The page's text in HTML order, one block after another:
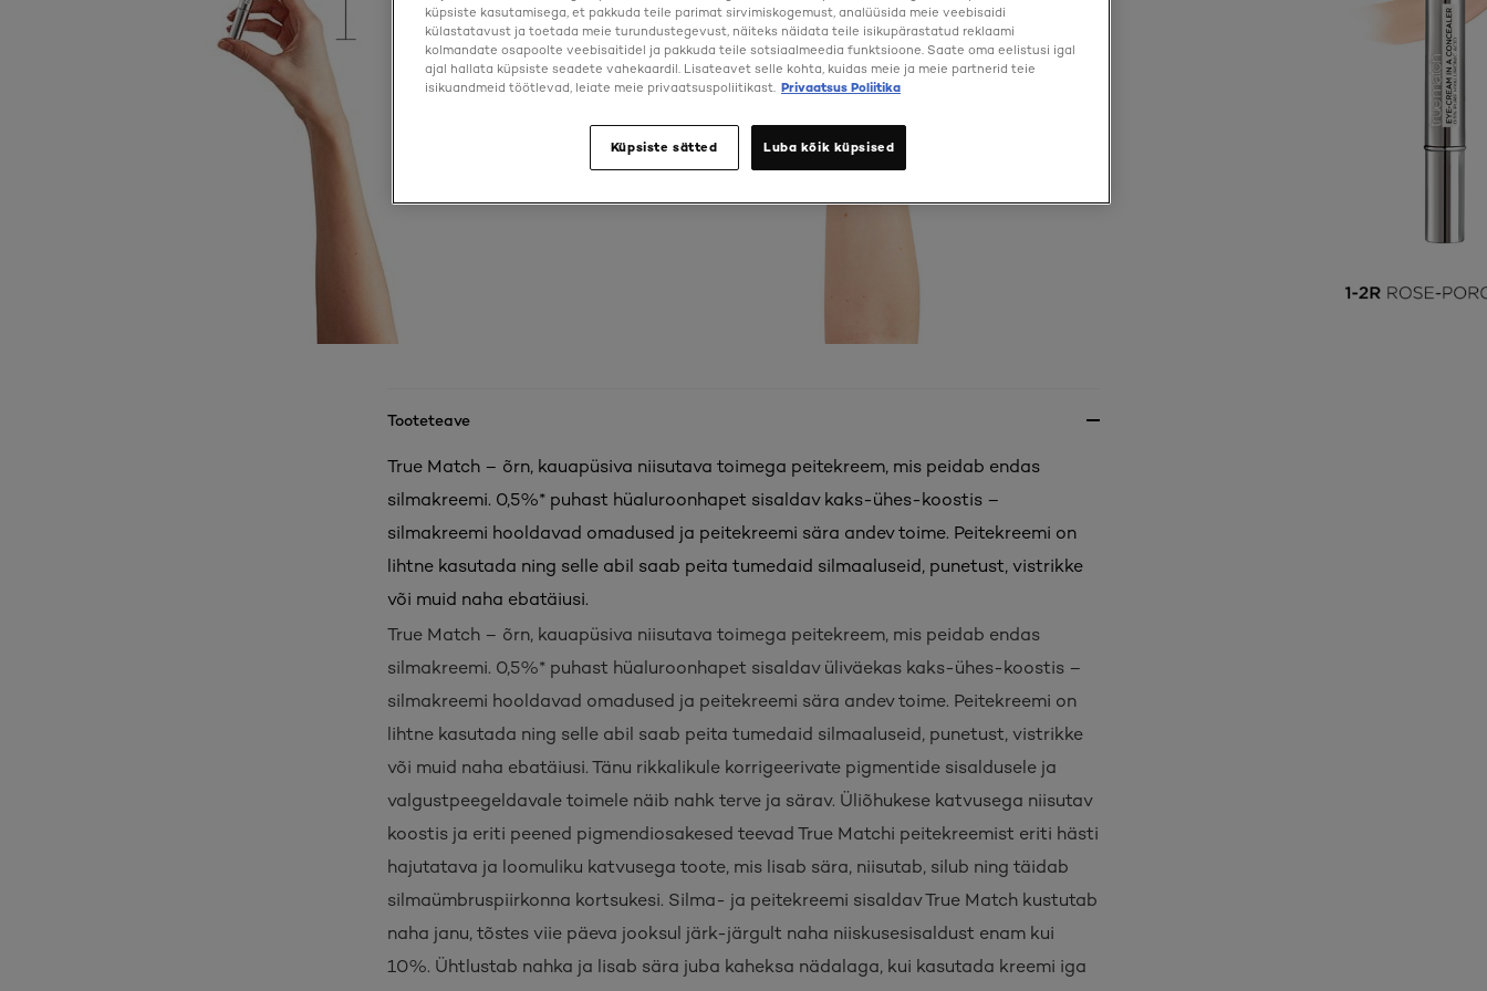
Tooteteave
True Match – õrn, kauapüsiva niisutava toimega peitekreem, mis peidab endas
silmakreemi. 0,5%* puhast hüaluroonhapet sisaldav kaks-ühes-koostis –
silmakreemi hooldavad omadused ja peitekreemi sära andev toime. Peitekreemi on
lihtne kasutada ning selle abil saab peita tumedaid silmaaluseid, punetust, vistrikke
või muid naha ebatäiusi.
True Match – õrn, kauapüsiva niisutava toimega peitekreem, mis peidab endas
silmakreemi. 0,5%* puhast hüaluroonhapet sisaldav üliväekas kaks-ühes-koostis –
silmakreemi hooldavad omadused ja peitekreemi sära andev toime. Peitekreemi on
lihtne kasutada ning selle abil saab peita tumedaid silmaaluseid, punetust, vistrikke
või muid naha ebatäiusi. Tänu rikkalikule korrigeerivate pigmentide sisaldusele ja
valgustpeegeldavale toimele näib nahk terve ja särav. Üliõhukese katvusega niisutav
koostis ja eriti peened pigmendiosakesed teevad True Matchi peitekreemist eriti hästi
hajutatava ja loomuliku katvusega toote, mis lisab sära, niisutab, silub ning täidab
silmaümbruspiirkonna kortsukesi. Silma- ja peitekreemi sisaldav True Match kustutab
naha janu, tõstes viie päeva jooksul järk-järgult naha niiskusesisaldust enam kui
10%. Ühtlustab nahka ja lisab sära juba kaheksa nädalaga, kui kasutada kreemi iga
küpsiste kasutamisega, et pakkuda teile parimat sirvimiskogemust, analüüsida meie veebisaidi
külastatavust ja toetada meie turundustegevust, näiteks näidata teile isikupärastatud reklaami
kolmandate osapoolte veebisaitidel ja pakkuda teile sotsiaalmeedia funktsioone. Saate oma eelistusi igal
ajal hallata küpsiste seadete vahekaardil. Lisateavet selle kohta, kuidas meie ja meie partnerid teie
isikuandmeid töötlevad, leiate meie privaatsuspoliitikast. Privaatsus Poliitika
Küpsiste sätted Luba kõik küpsised